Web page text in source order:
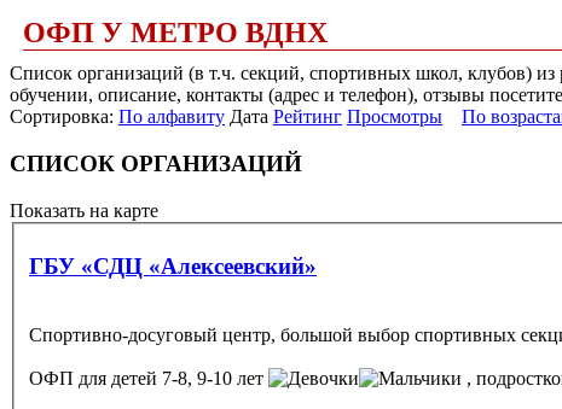
ОФП У МЕТРО ВДНХ
Список организаций (в т.ч. секций, спортивных школ, клубов)
обучении, описание, контакты (адрес и телефон), отзывы
Сортировка: По алфавиту Дата Рейтинг Просмотры По
СПИСОК ОРГАНИЗАЦИЙ
Показать на карте
ГБУ «СДЦ «Алексеевский»
Спортивно-досуговый центр, большой выбор спортивных
ОФП для детей 7-8, 9-10 лет ,